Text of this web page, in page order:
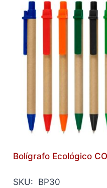
Bolígrafo Ecológico
SKU: BP30